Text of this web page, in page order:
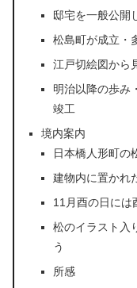
邸宅を一般公開
松島町が成立・
江戸切絵図から
明治以降の歩み
竣工
境内案内
日本橋人形町の
建物内に置かれ
11月酉の日には
松のイラスト入
う
所感